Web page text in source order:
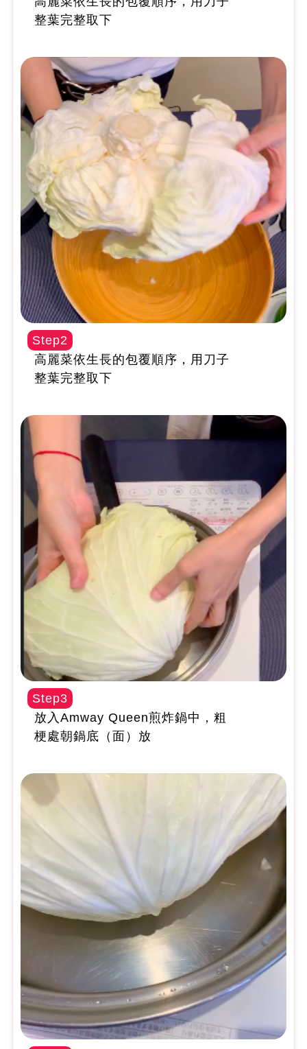
整葉完整取下
Step2
高麗菜依生長的包覆順序，用刀子
整葉完整取下
Step3
放入Amway Queen煎炸鍋中，粗
梗處朝鍋底（面）放